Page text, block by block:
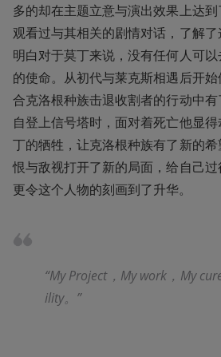
多的却在主题立意与演出效果上达
观看过与其相关的剧情对话，了解
明白对于莫丁来说，没有任何人可
的使命。从初代与莱克斯相遇后开
合克洛根种族击退收割者的行动中
自登上信号塔时，面对着死亡他显
丁的牺牲，让克洛根种族有了新的
恨与敌视打开了新的局面，给自己过
更令这个人物的刻画到了升华。
“My Project，My work，My
ility。”